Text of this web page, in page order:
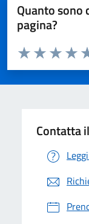
Quanto sono
pagina?
Valuta da 1 a 5 stelle
Valuta 3
Valuta 2
Valuta 1 stelle
Contatta